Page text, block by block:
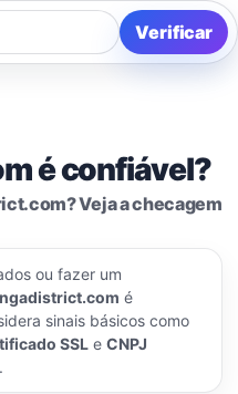
Verificar
é confiável?
Veja a checagem
ou fazer um
é
sinais básicos como
SSL e CNPJ